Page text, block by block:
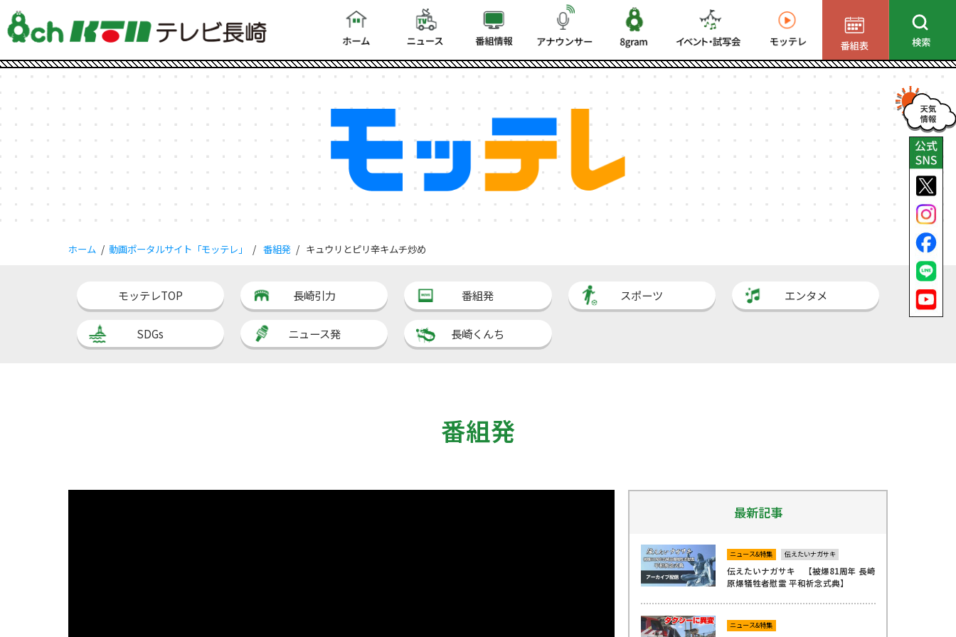
ホーム 動画ポータルサイト「モッテレ」 番組発 キュウリとピリ辛キムチ炒め
モッテレTOP 長崎引力 番組発 スポーツ エンタメ
SDGs ニュース発 長崎くんち
番組発
最新記事
ニュース&特集 伝えたいナガサキ
伝えたいナガサキ 【被爆81周年 長崎
原爆犠牲者慰霊 平和祈念式典】
ニュース&特集